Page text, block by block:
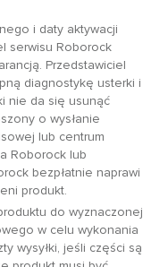
i daty aktywacji
serwisu Roborock
Przedstawiciel
diagnostykę usterki i
nie da się usunąć
o wysłanie
lub centrum
Roborock lub
bezpłatnie naprawi
produkt.
do wyznaczonej
w celu wykonania
wysyłki, jeśli części są